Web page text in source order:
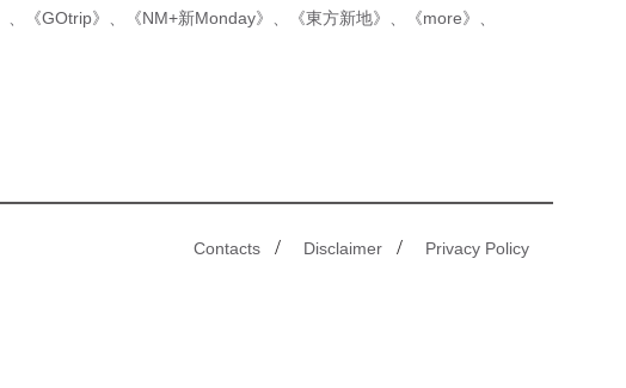
、 《GOtrip》 、 《NM+新Monday》 、 《東方新地》 、 《more》 、
Contacts / Disclaimer / Privacy Policy